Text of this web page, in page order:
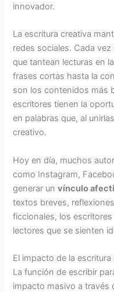
innovador.
La escritura creativa
redes sociales. Cada
que tantean lecturas en
frases cortas hasta la
son los contenidos más
escritores tienen la
en palabras que, al
creativo.
Hoy en día, muchos
como Instagram,
generar unvínculo
textos breves,
ficcionales, los
lectores que se sienten
El impacto de la
La función de escribir
impacto masivo a través